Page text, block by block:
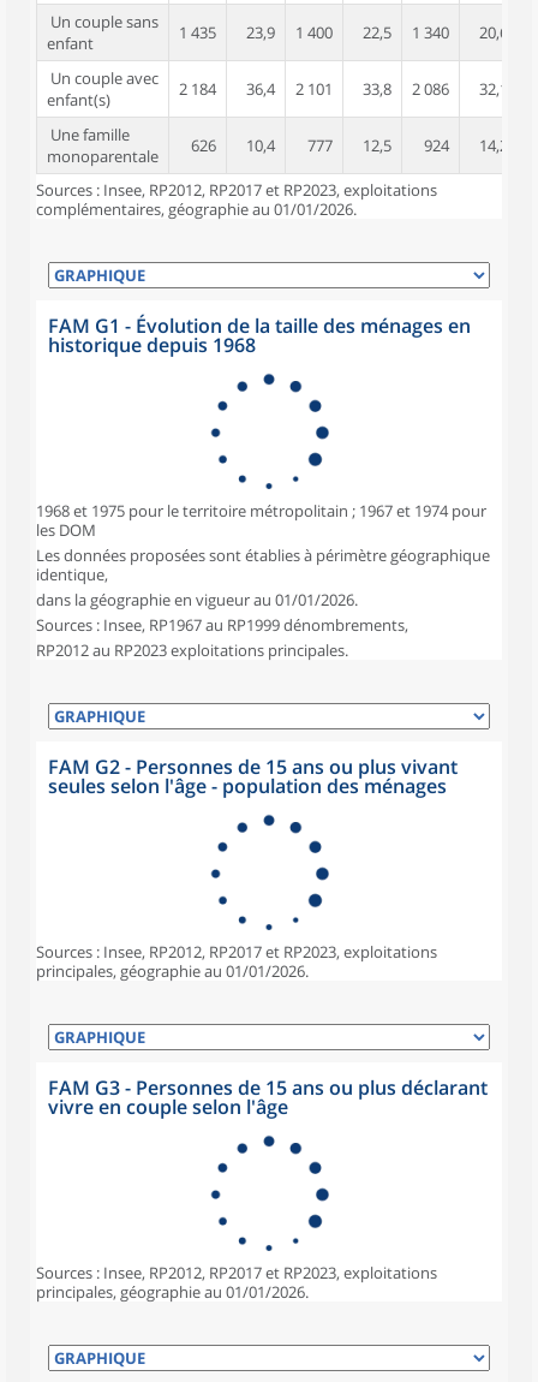
Un couple sans
enfant
1 435 23,9 1 400 22,5 1 340 20,6
Un couple avec
enfant(s)
2 184 36,4 2 101 33,8 2 086 32,1
Une famille
monoparentale
626 10,4 777 12,5 924 14,2
Sources : Insee, RP2012, RP2017 et RP2023, exploitations
complémentaires, géographie au 01/01/2026.
FAM G1 - Évolution de la taille des ménages en
historique depuis 1968
1968 et 1975 pour le territoire métropolitain ; 1967 et 1974 pour
les DOM
Les données proposées sont établies à périmètre géographique
identique,
dans la géographie en vigueur au 01/01/2026.
Sources : Insee, RP1967 au RP1999 dénombrements,
RP2012 au RP2023 exploitations principales.
FAM G2 - Personnes de 15 ans ou plus vivant
seules selon l'âge - population des ménages
Sources : Insee, RP2012, RP2017 et RP2023, exploitations
principales, géographie au 01/01/2026.
FAM G3 - Personnes de 15 ans ou plus déclarant
vivre en couple selon l'âge
Sources : Insee, RP2012, RP2017 et RP2023, exploitations
principales, géographie au 01/01/2026.